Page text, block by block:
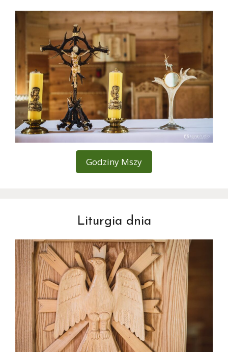
Godziny Mszy
Liturgia dnia